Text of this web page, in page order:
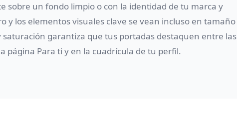
sobre un fondo limpio o con la identidad de tu marca y
y los elementos visuales clave se vean incluso en tamaño
garantiza que tus portadas destaquen entre las
página Para ti y en la cuadrícula de tu perfil.